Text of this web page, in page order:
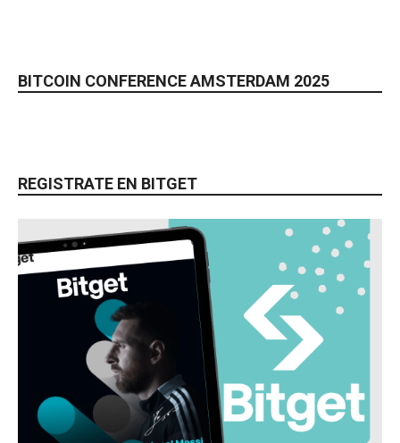
BITCOIN CONFERENCE AMSTERDAM 2025
REGISTRATE EN BITGET